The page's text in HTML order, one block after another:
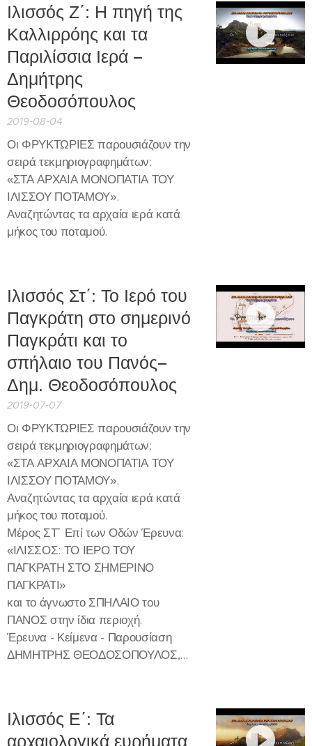
Ιλισσός Ζ΄: Η πηγή της
Καλλιρρόης και τα
Παριλίσσια Ιερά –
Δημήτρης
Θεοδοσόπουλος
2019-08-04
Οι ΦΡΥΚΤΩΡΙΕΣ παρουσιάζουν την
σειρά τεκμηριογραφημάτων:
«ΣΤΑ ΑΡΧΑΙΑ ΜΟΝΟΠΑΤΙΑ ΤΟΥ
ΙΛΙΣΣΟΥ ΠΟΤΑΜΟΥ».
Αναζητώντας τα αρχαία ιερά κατά
μήκος του ποταμού.
Ιλισσός Στ΄: Το Ιερό του
Παγκράτη στο σημερινό
Παγκράτι και το
σπήλαιο του Πανός–
Δημ. Θεοδοσόπουλος
2019-07-07
Οι ΦΡΥΚΤΩΡΙΕΣ παρουσιάζουν την
σειρά τεκμηριογραφημάτων:
«ΣΤΑ ΑΡΧΑΙΑ ΜΟΝΟΠΑΤΙΑ ΤΟΥ
ΙΛΙΣΣΟΥ ΠΟΤΑΜΟΥ».
Αναζητώντας τα αρχαία ιερά κατά
μήκος του ποταμού.
Μέρος ΣΤ΄ Επί των Οδών Έρευνα:
«ΙΛΙΣΣΟΣ: ΤΟ ΙΕΡΟ ΤΟΥ
ΠΑΓΚΡΑΤΗ ΣΤΟ ΣΗΜΕΡΙΝΟ
ΠΑΓΚΡΑΤΙ»
και το άγνωστο ΣΠΗΛΑΙΟ του
ΠΑΝΟΣ στην ίδια περιοχή.
Έρευνα - Κείμενα - Παρουσίαση
ΔΗΜΗΤΡΗΣ ΘΕΟΔΟΣΟΠΟΥΛΟΣ,...
Ιλισσός Ε΄: Τα
αρχαιολογικά ευρήματα